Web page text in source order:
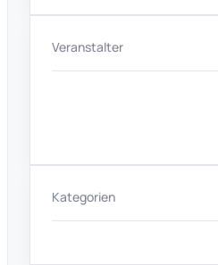
Veranstalter
Kategorien